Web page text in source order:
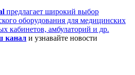
предлагает широкий выбор
оборудования для медицинских
кабинетов, амбулаторий и др.
канал и узнавайте новости